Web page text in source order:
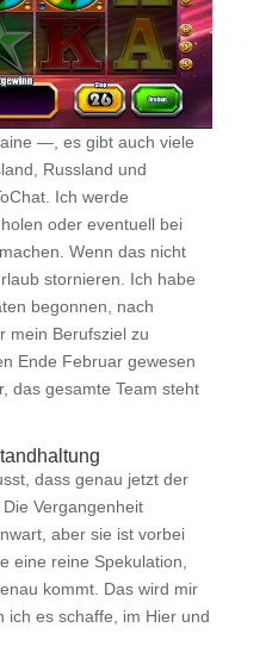
—, es gibt auch viele
Russland und
Ich werde
oder eventuell bei
Wenn das nicht
stornieren. Ich habe
begonnen, nach
mein Berufsziel zu
Ende Februar gewesen
das gesamte Team steht
dass genau jetzt der
Vergangenheit
aber sie ist vorbei
eine reine Spekulation,
kommt. Das wird mir
ich es schaffe, im Hier und